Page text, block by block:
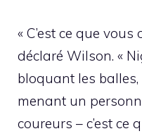
« C’est ce que vous
déclaré Wilson. «
bloquant les
menant un
coureurs – c’est ce